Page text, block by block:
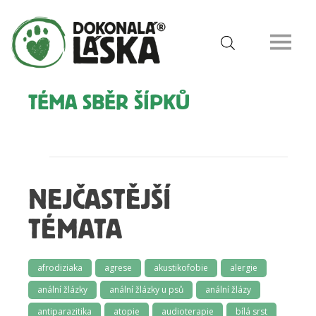
TÉMA SBĚR ŠÍPKŮ
NEJČASTĚJŠÍ
TÉMATA
afrodiziaka agrese akustikofobie
alergie
anální žlázky
anální žlázky u psů
anální žlázy
antiparazitika
atopie audioterapie
bílá srst